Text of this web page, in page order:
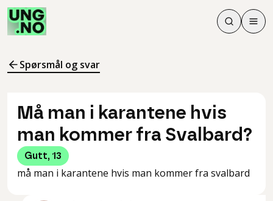
Søk
Søk
Meny
Spørsmål og svar
Må man i karantene hvis
man kommer fra Svalbard?
Gutt, 13
må man i karantene hvis man kommer fra svalbard